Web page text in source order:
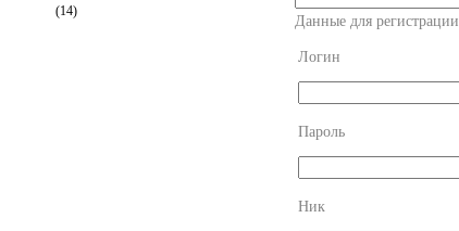
(14)
Данные для регистрации
Логин
Пароль
Ник